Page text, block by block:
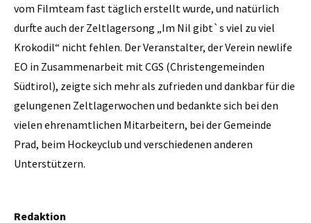
vom Filmteam fast täglich erstellt wurde, und natürlich
durfte auch der Zeltlagersong „Im Nil gibt`s viel zu viel
Krokodil“ nicht fehlen. Der Veranstalter, der Verein newlife
EO in Zusammenarbeit mit CGS (Christengemeinden
Südtirol), zeigte sich mehr als zufrieden und dankbar für die
gelungenen Zeltlagerwochen und bedankte sich bei den
vielen ehrenamtlichen Mitarbeitern, bei der Gemeinde
Prad, beim Hockeyclub und verschiedenen anderen
Unterstützern.
Redaktion